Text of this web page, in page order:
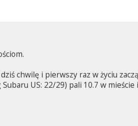
chwilę i pierwszy raz w życiu
US: 22/29) pali 10.7 w